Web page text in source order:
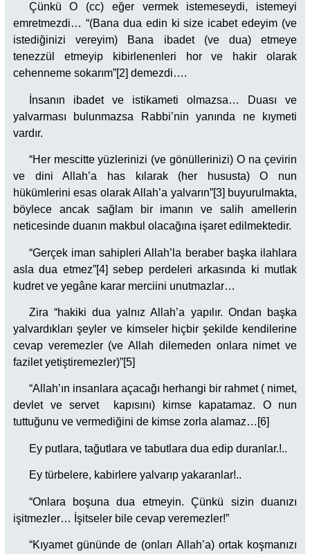
Çünkü O (cc) eğer vermek istemeseydi, istemeyi
emretmezdi… “(Bana dua edin ki size icabet edeyim (ve
istediğinizi vereyim) Bana ibadet (ve dua) etmeye
tenezzül etmeyip kibirlenenleri hor ve hakir olarak
cehenneme sokarım”[2] demezdi….
İnsanın ibadet ve istikameti olmazsa… Duası ve
yalvarması bulunmazsa Rabbi’nin yanında ne kıymeti
vardır.
“Her mescitte yüzlerinizi (ve gönüllerinizi) O na çevirin
ve dini Allah’a has kılarak (her hususta) O nun
hükümlerini esas olarak Allah’a yalvarın”[3] buyurulmakta,
böylece ancak sağlam bir imanın ve salih amellerin
neticesinde duanın makbul olacağına işaret edilmektedir.
“Gerçek iman sahipleri Allah’la beraber başka ilahlara
asla dua etmez”[4] sebep perdeleri arkasında ki mutlak
kudret ve yegâne karar merciini unutmazlar…
Zira “hakiki dua yalnız Allah’a yapılır. Ondan başka
yalvardıkları şeyler ve kimseler hiçbir şekilde kendilerine
cevap veremezler (ve Allah dilemeden onlara nimet ve
fazilet yetiştiremezler)”[5]
“Allah’ın insanlara açacağı herhangi bir rahmet ( nimet,
devlet ve servet kapısını) kimse kapatamaz. O nun
tuttuğunu ve vermediğini de kimse zorla alamaz…[6]
Ey putlara, tağutlara ve tabutlara dua edip duranlar.!..
Ey türbelere, kabirlere yalvarıp yakaranlar!..
“Onlara boşuna dua etmeyin. Çünkü sizin duanızı
işitmezler… İşitseler bile cevap veremezler!”
“Kıyamet gününde de (onları Allah’a) ortak koşmanızı